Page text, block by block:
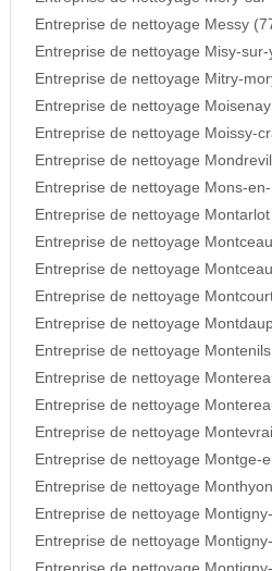
Entreprise de nettoyage Messy
Entreprise de nettoyage Misy-
Entreprise de nettoyage Mitry-
Entreprise de nettoyage
Entreprise de nettoyage Moissy-
Entreprise de nettoyage
Entreprise de nettoyage Mons-
Entreprise de nettoyage
Entreprise de nettoyage
Entreprise de nettoyage
Entreprise de nettoyage
Entreprise de nettoyage
Entreprise de nettoyage
Entreprise de nettoyage
Entreprise de nettoyage
Entreprise de nettoyage
Entreprise de nettoyage Montge-
Entreprise de nettoyage
Entreprise de nettoyage
Entreprise de nettoyage